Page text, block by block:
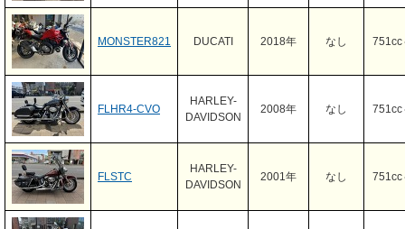
MONSTER821 DUCATI 2018年 なし 751cc
FLHR4-CVO
HARLEY-
DAVIDSON
2008年 なし 751cc
FLSTC
HARLEY-
DAVIDSON
2001年 なし 751cc